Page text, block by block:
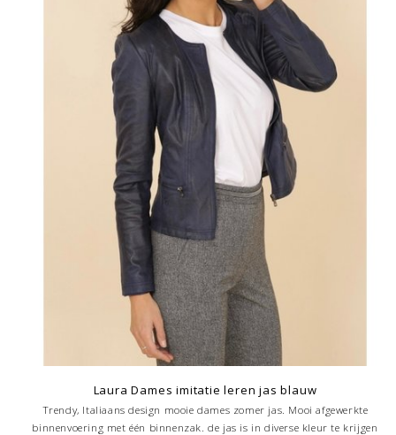
Laura Dames imitatie leren jas blauw
Trendy, Italiaans design mooie dames zomer jas. Mooi afgewerkte
binnenvoering met één binnenzak. de jas is in diverse kleur te krijgen